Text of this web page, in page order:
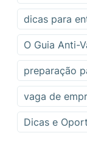
dicas para
O Guia Anti-
preparação
vaga de
Dicas e